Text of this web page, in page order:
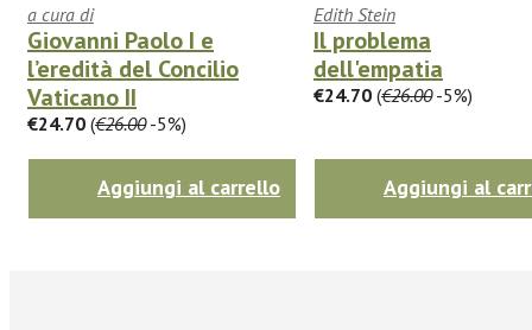
a cura di
Giovanni Paolo I e
l’eredità del Concilio
Vaticano II
€24.70 (€26.00-5%)
Aggiungi al carrello
Edith Stein
Il problema
dell'empatia
€24.70 (€26.00-5%)
Aggiungi al